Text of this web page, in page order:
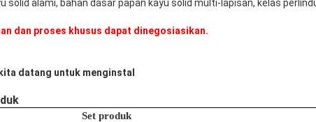
solid alami, bahan dasar papan kayu solid multi-lapisan, kelas
dan proses khusus dapat dinegosiasikan.
datang untuk menginstal
Set produk